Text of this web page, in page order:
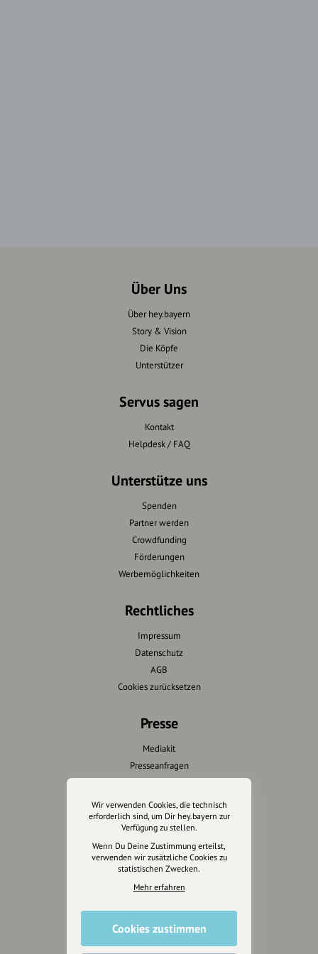
Über Uns
Über hey.bayern
Story & Vision
Die Köpfe
Unterstützer
Servus sagen
Kontakt
Helpdesk / FAQ
Unterstütze uns
Spenden
Partner werden
Crowdfunding
Förderungen
Werbemöglichkeiten
Rechtliches
Impressum
Datenschutz
AGB
Cookies zurücksetzen
Presse
Mediakit
Presseanfragen
Wir unterstützen Euch
Fotografie & mehr
Marketing
Anakin Design
Wir verwenden Cookies, die technisch
erforderlich sind, um Dir hey.bayern zur
Verfügung zu stellen.
Wenn Du Deine Zustimmung erteilst,
verwenden wir zusätzliche Cookies zu
statistischen Zwecken.
Mehr erfahren
Cookies zustimmen